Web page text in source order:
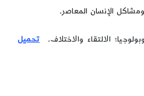
ومشاكل الإنسان المعاصر.
الالتقاء والاختلاف. تحميل